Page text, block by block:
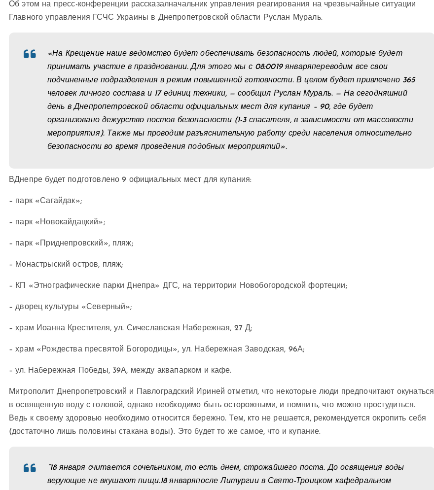
Об этом на пресс-конференции рассказалначальник управления реагирования на чрезвычайные ситуации
Главного управления ГСЧС Украины в Днепропетровской области Руслан Мураль.
«На Крещение наше ведомство будет обеспечивать безопасность людей, которые будет
принимать участие в праздновании. Для этого мы с 08:0019 январяпереводим все свои
подчиненные подразделения в режим повышенной готовности. В целом будет привлечено 365
человек личного состава и 17 единиц техники, — сообщил Руслан Мураль. — На сегодняшний
день в Днепропетровской области официальных мест для купания – 90, где будет
организовано дежурство постов безопасности (1-3 спасателя, в зависимости от массовости
мероприятия). Также мы проводим разъяснительную работу среди населения относительно
безопасности во время проведения подобных мероприятий».
ВДнепре будет подготовлено 9 официальных мест для купания:
– парк «Сагайдак»;
– парк «Новокайдацкий»;
– парк «Приднепровский», пляж;
– Монастрыский остров, пляж;
– КП «Этнографические парки Днепра» ДГС, на территории Новобогородской фортеции;
– дворец культуры «Северный»;
– храм Иоанна Крестителя, ул. Сичеславская Набережная, 27 Д;
– храм «Рождества пресвятой Богородицы», ул. Набережная Заводская, 96А;
– ул. Набережная Победы, 39А, между аквапарком и кафе.
Митрополит Днепропетровский и Павлоградский Ириней отметил, что некоторые люди предпочитают окунаться
в освященную воду с головой, однако необходимо быть осторожными, и помнить, что можно простудиться.
Ведь к своему здоровью необходимо относится бережно. Тем, кто не решается, рекомендуется окропить себя
(достаточно лишь половины стакана воды). Это будет то же самое, что и купание.
“18 января считается сочельником, то есть днем, строжайшего поста. До освящения воды
верующие не вкушают пищи.18 январяпосле Литургии в Свято-Троицком кафедральном